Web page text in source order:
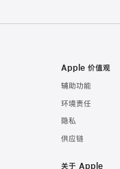
Apple 价值观
辅助功能
环境责任
隐私
供应链
关于 Apple